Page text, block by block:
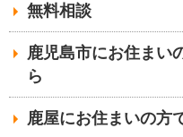
無料相談
鹿児島市にお住まい
ら
鹿屋にお住まいの方